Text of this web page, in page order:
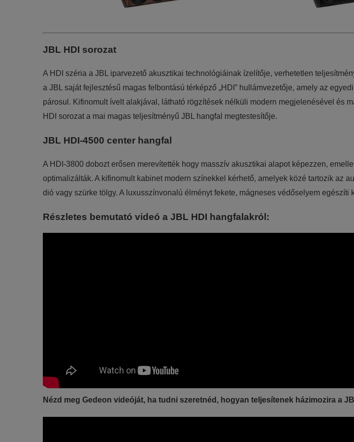
JBL HDI sorozat
A HDI széria a JBL iparvezető akusztikai technológiáinak ízelítője, verhetetlen
a JBL saját fejlesztésű magas felbontású térképző „HDI” hullámvezetője, amely az
párosul. Kifinomult ívelt alakjával, látható rögzítések nélküli modern megjelenésével és
HDI sorozat a mai magas teljesítményű JBL hangfal megtestesítője.
JBL HDI-4500 center hangfal
A HDI-3800 dobozt erősen merevítették hogy masszív akusztikai alapot képezzen,
optimalizálták. A kifinomult kabinet modern színekkel kérhető, amelyek közé tartozik az
dió vagy szürke tölgy. A luxusszínvonalú élményt fekete, mágneses védőselyem egészíti
Részletes bemutató videó a JBL HDI hangfalakról:
Nézd meg Gedeon videóját, ha tudni szeretnéd, hogyan teljesítenek házimozira a